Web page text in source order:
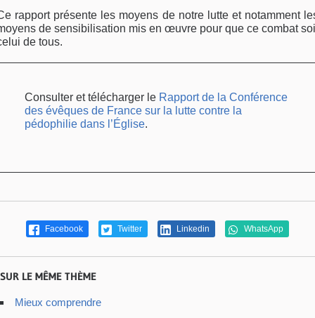
rapport présente les moyens de notre lutte et notamment
de sensibilisation mis en œuvre pour que ce combat
de tous.
Consulter et télécharger le Rapport de la Conférence
des évêques de France sur la lutte contre la
pédophilie dans l’Église.
Facebook Twitter Linkedin WhatsApp
SUR LE MÊME THÈME
Mieux comprendre